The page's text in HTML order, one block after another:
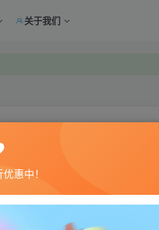
关于我们
惠中！